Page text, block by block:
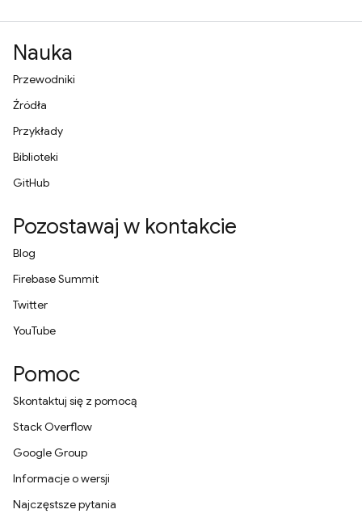
Nauka
Przewodniki
Źródła
Przykłady
Biblioteki
GitHub
Pozostawaj w kontakcie
Blog
Firebase Summit
Twitter
YouTube
Pomoc
Skontaktuj się z pomocą
Stack Overflow
Google Group
Informacje o wersji
Najczęstsze pytania